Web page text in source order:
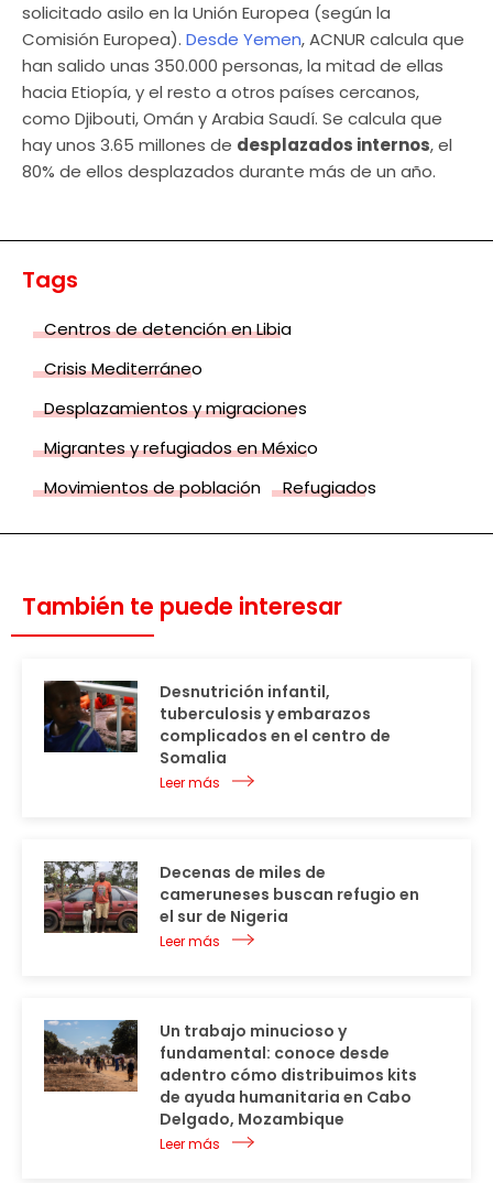
solicitado asilo en la Unión Europea (según la
Comisión Europea). Desde Yemen, ACNUR calcula que
han salido unas 350.000 personas, la mitad de ellas
hacia Etiopía, y el resto a otros países cercanos,
como Djibouti, Omán y Arabia Saudí. Se calcula que
hay unos 3.65 millones de desplazados internos, el
80% de ellos desplazados durante más de un año.
Tags
Centros de detención en Libia
Crisis Mediterráneo
Desplazamientos y migraciones
Migrantes y refugiados en México
Movimientos de población
Refugiados
También te puede interesar
Desnutrición infantil,
tuberculosis y embarazos
complicados en el centro de
Somalia
Leer más
Decenas de miles de
cameruneses buscan refugio en
el sur de Nigeria
Leer más
Un trabajo minucioso y
fundamental: conoce desde
adentro cómo distribuimos kits
de ayuda humanitaria en Cabo
Delgado, Mozambique
Leer más